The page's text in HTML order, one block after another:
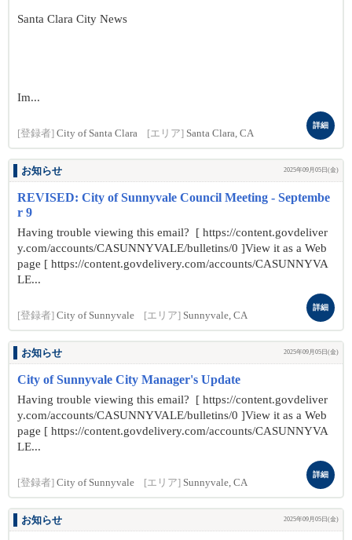
Santa Clara City News
Im...
[登録者] City of Santa Clara [エリア] Santa Clara, CA
詳細
お知らせ 2025年09月05日(金)
REVISED: City of Sunnyvale Council Meeting - Septembe
r 9
Having trouble viewing this email? [ https://content.govdeliver
y.com/accounts/CASUNNYVALE/bulletins/0 ]View it as a Web
page [ https://content.govdelivery.com/accounts/CASUNNYVA
LE...
[登録者] City of Sunnyvale [エリア] Sunnyvale, CA
詳細
お知らせ 2025年09月05日(金)
City of Sunnyvale City Manager's Update
Having trouble viewing this email? [ https://content.govdeliver
y.com/accounts/CASUNNYVALE/bulletins/0 ]View it as a Web
page [ https://content.govdelivery.com/accounts/CASUNNYVA
LE...
[登録者] City of Sunnyvale [エリア] Sunnyvale, CA
詳細
お知らせ 2025年09月05日(金)